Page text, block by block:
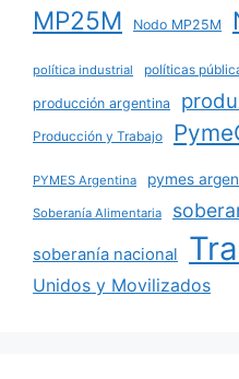
MP25M Nodo MP25M
política industrial políticas
producción argentina
Producción y Trabajo
PYMES Argentina pymes
Soberanía Alimentaria
soberanía nacional
Unidos y Movilizados